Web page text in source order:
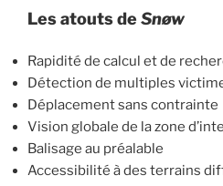
Les atouts de Snøw
Rapidité de calcul et de
Détection de multiples
Déplacement sans contrainte
Vision globale de la zone
Balisage au préalable
Accessibilité à des terrains